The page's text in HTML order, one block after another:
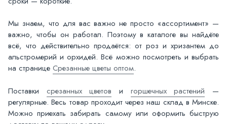
Мы знаем, что для вас важно не просто «ассортимент» —
важно, чтобы он работал. Поэтому в каталоге вы найдёте
всё, что действительно продаётся: от роз и хризантем до
альстромерий и орхидей. Всё можно посмотреть и выбрать
на странице Срезанные цветы оптом.
Поставки срезанных цветов и горшечных растений —
регулярные. Весь товар проходит через наш склад в Минске.
Можно приехать забирать самому или оформить быструю